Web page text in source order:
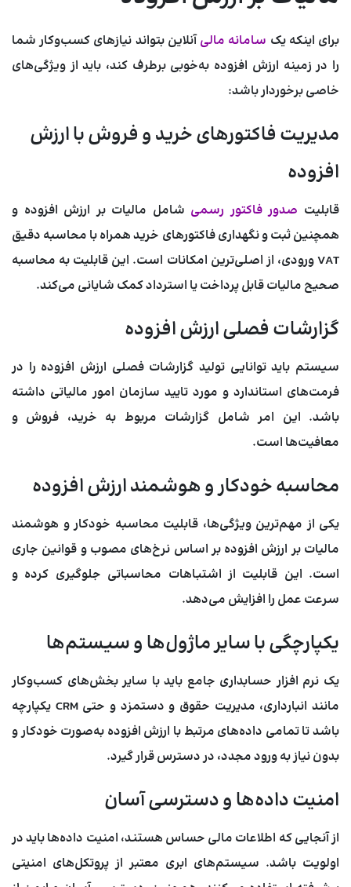
برای اینکه یک سامانه مالیآنلاین بتواند نیازهای کسب‌وکار شما
را در زمینه ارزش افزوده به‌خوبی برطرف کند، باید از ویژگی‌های
خاصی برخوردار باشد:
مدیریت فاکتورهای خرید و فروش با ارزش
افزوده
قابلیت صدور فاکتور رسمی شامل مالیات بر ارزش افزوده و
همچنین ثبت و نگهداری فاکتورهای خرید همراه با محاسبه دقیق
VAT ورودی، از اصلی‌ترین امکانات است. این قابلیت به محاسبه
صحیح مالیات قابل پرداخت یا استرداد کمک شایانی می‌کند.
گزارشات فصلی ارزش افزوده
سیستم باید توانایی تولید گزارشات فصلی ارزش افزوده را در
فرمت‌های استاندارد و مورد تایید سازمان امور مالیاتی داشته
باشد. این امر شامل گزارشات مربوط به خرید، فروش و
معافیت‌ها است.
محاسبه خودکار و هوشمند ارزش افزوده
یکی از مهم‌ترین ویژگی‌ها، قابلیت محاسبه خودکار و هوشمند
مالیات بر ارزش افزوده بر اساس نرخ‌های مصوب و قوانین جاری
است. این قابلیت از اشتباهات محاسباتی جلوگیری کرده و
سرعت عمل را افزایش می‌دهد.
یکپارچگی با سایر ماژول‌ها و سیستم‌ها
یک نرم افزار حسابداری جامع باید با سایر بخش‌های کسب‌وکار
مانند انبارداری، مدیریت حقوق و دستمزد و حتی CRM یکپارچه
باشد تا تمامی داده‌های مرتبط با ارزش افزوده به‌صورت خودکار و
بدون نیاز به ورود مجدد، در دسترس قرار گیرد.
امنیت داده‌ها و دسترسی آسان
از آنجایی که اطلاعات مالی حساس هستند، امنیت داده‌ها باید در
اولویت باشد. سیستم‌های ابری معتبر از پروتکل‌های امنیتی